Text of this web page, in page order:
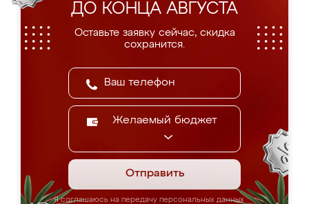
ДО КОНЦА АВГУСТА
Оставьте заявку сейчас, скидка
сохранится.
Желаемый бюджет
Отправить
Я соглашаюсь на передачу персональных данных